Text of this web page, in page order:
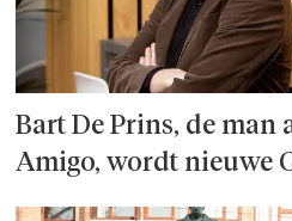
Bart De Prins, de man
Amigo, wordt nieuwe